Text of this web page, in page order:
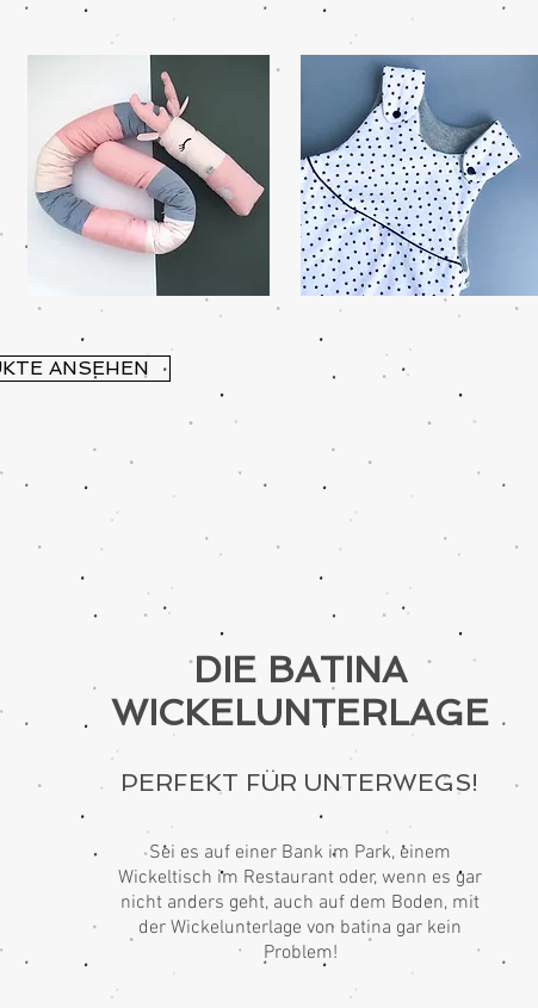
ANSEHEN
DIE BATINA
WICKELUNTERLAGE
PERFEKT FÜR UNTERWEGS!
Sei es auf einer Bank im Park, einem
Wickeltisch im Restaurant oder, wenn es gar
nicht anders geht, auch auf dem Boden, mit
der Wickelunterlage von batina gar kein
Problem!